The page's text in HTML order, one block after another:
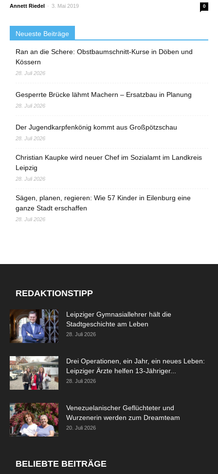
Annett Riedel - 3. Mai 2019 0
Neueste Beiträge
Ran an die Schere: Obstbaumschnitt-Kurse in Döben und
Kössern
28. Juli 2026
Gesperrte Brücke lähmt Machern – Ersatzbau in Planung
28. Juli 2026
Der Jugendkarpfenkönig kommt aus Großpötzschau
28. Juli 2026
Christian Kaupke wird neuer Chef im Sozialamt im Landkreis
Leipzig
28. Juli 2026
Sägen, planen, regieren: Wie 57 Kinder in Eilenburg eine
ganze Stadt erschaffen
28. Juli 2026
REDAKTIONSTIPP
Leipziger Gymnasiallehrer hält die
Stadtgeschichte am Leben
28. Juli 2026
Drei Operationen, ein Jahr, ein neues Leben:
Leipziger Ärzte helfen 13-Jähriger...
28. Juli 2026
Venezuelanischer Geflüchteter und
Wurzenerin werden zum Dreamteam
20. Juli 2026
BELIEBTE BEITRÄGE